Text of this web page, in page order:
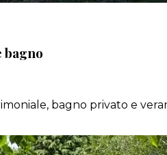
bagno
bagno privato e